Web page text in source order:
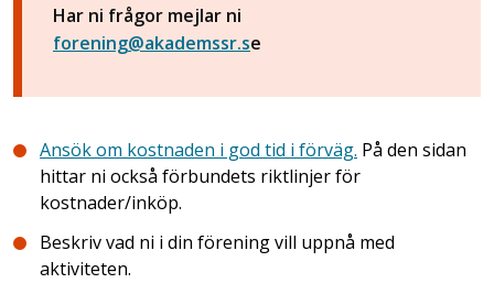
Har ni frågor mejlar ni
forening@akademssr.se
Ansök om kostnaden i god tid i förväg. På den sidan
hittar ni också förbundets riktlinjer för
kostnader/inköp.
Beskriv vad ni i din förening vill uppnå med
aktiviteten.